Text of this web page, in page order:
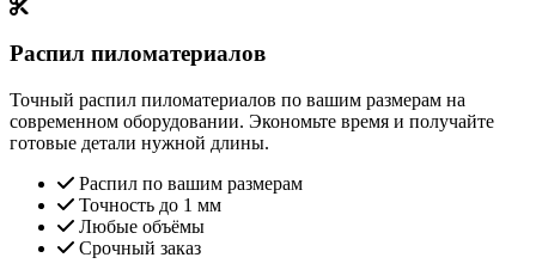
Распил пиломатериалов
Точный распил пиломатериалов по вашим размерам на
современном оборудовании. Экономьте время и получайте
готовые детали нужной длины.
Распил по вашим размерам
Точность до 1 мм
Любые объёмы
Срочный заказ